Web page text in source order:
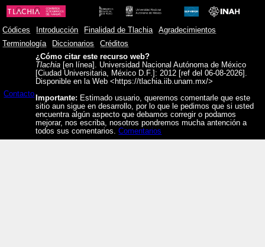
Códices Introducción Finalidad de Tlachia
Agradecimientos
Terminología
Diccionarios Créditos
Contacto
¿Cómo citar este recurso web?
Tlachia [en línea]. Universidad Nacional Autónoma de México
[Ciudad Universitaria, México D.F.]: 2012 [ref del 06-08-2026].
Disponible en la Web <https://tlachia.iib.unam.mx/>
Importante: Estimado usuario, queremos comentarle que este
sitio aun sigue en desarrollo, por lo que le pedimos que si usted
encuentra algún aspecto que debamos corregir o podamos
mejorar, nos escriba, nosotros pondremos mucha antención a
todos sus comentarios.Comentarios